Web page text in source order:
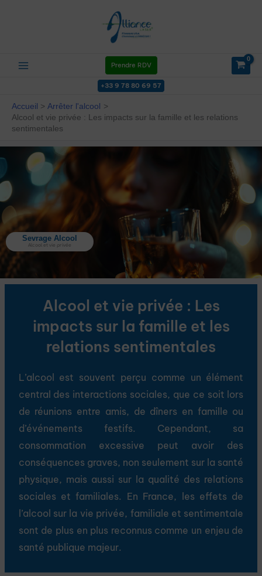
Prendre RDV
+33 9 78 80 69 57
Accueil
Arrêter l'alcool
Alcool et vie privée : Les impacts sur la famille et les relations
sentimentales
Sevrage Alcool
Alcool et vie privée
Alcool et vie privée : Les
impacts sur la famille et les
relations sentimentales
L’alcool est souvent perçu comme un élément
central des interactions sociales, que ce soit lors
de réunions entre amis, de dîners en famille ou
d’événements festifs. Cependant, sa
consommation excessive peut avoir des
conséquences graves, non seulement sur la santé
physique, mais aussi sur la qualité des relations
sociales et familiales. En France, les effets de
l’alcool sur la vie privée, familiale et sentimentale
sont de plus en plus reconnus comme un enjeu de
santé publique majeur.